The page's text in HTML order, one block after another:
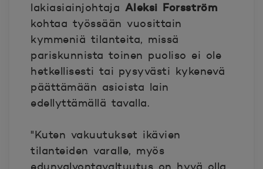
lakiasiainjohtaja Aleksi Forsström
kohtaa työssään vuosittain
kymmeniä tilanteita, missä
pariskunnista toinen puoliso ei ole
hetkellisesti tai pysyvästi kykenevä
päättämään asioista lain
edellyttämällä tavalla.
"Kuten vakuutukset ikävien
tilanteiden varalle, myös